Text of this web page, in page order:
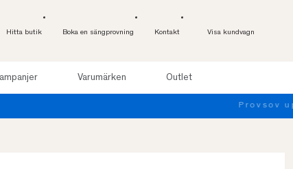
Hitta butik Boka en sängprovning Kontakt Visa kundvagn
Varumärken Outlet